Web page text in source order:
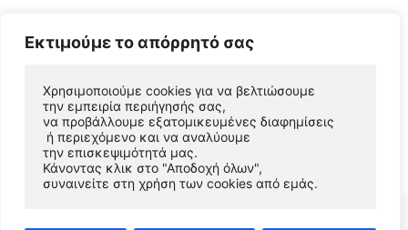
Εκτιμούμε το απόρρητό σας
Χρησιμοποιούμε cookies για να βελτιώσουμε
την εμπειρία περιήγησής σας,
να προβάλλουμε εξατομικευμένες διαφημίσεις
ή περιεχόμενο και να αναλύουμε
την επισκεψιμότητά μας.
Κάνοντας κλικ στο "Αποδοχή όλων",
συναινείτε στη χρήση των cookies από εμάς.
© 2026 Αριστείδης Αρχοντάκης Φυσικός Συγγραφέας
• Φτιαγμένο μεGeneratePress